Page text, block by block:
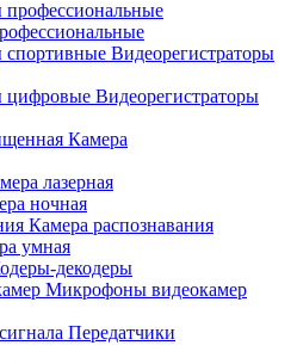
Видеорегистраторы
Видеорегистраторы
Камера
лазерная
ночная
Камера распознавания
умная
декодеры
Микрофоны видеокамер
Передатчики